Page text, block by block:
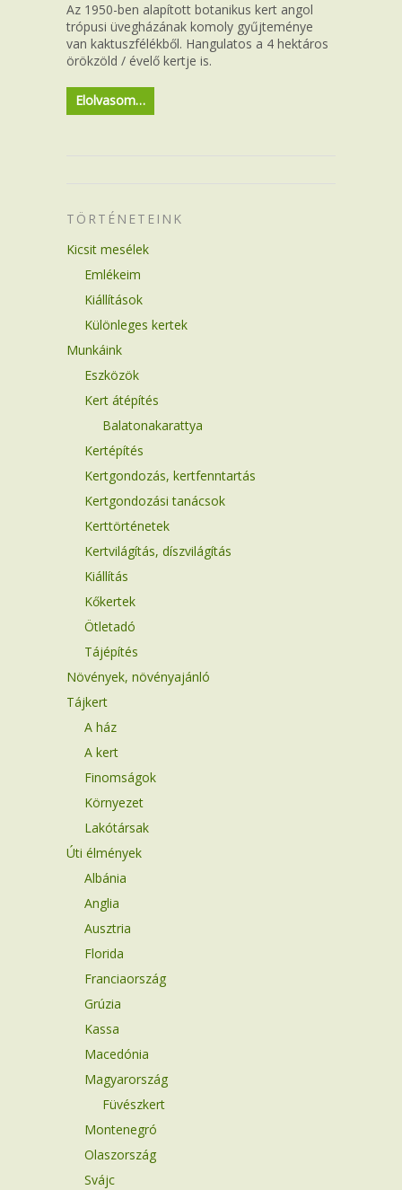
Az 1950-ben alapított botanikus kert angol
trópusi üvegházának komoly gyűjteménye
van kaktuszfélékből. Hangulatos a 4 hektáros
örökzöld / évelő kertje is.
Elolvasom…
TÖRTÉNETEINK
Kicsit mesélek
Emlékeim
Kiállítások
Különleges kertek
Munkáink
Eszközök
Kert átépítés
Balatonakarattya
Kertépítés
Kertgondozás, kertfenntartás
Kertgondozási tanácsok
Kerttörténetek
Kertvilágítás, díszvilágítás
Kiállítás
Kőkertek
Ötletadó
Tájépítés
Növények, növényajánló
Tájkert
A ház
A kert
Finomságok
Környezet
Lakótársak
Úti élmények
Albánia
Anglia
Ausztria
Florida
Franciaország
Grúzia
Kassa
Macedónia
Magyarország
Füvészkert
Montenegró
Olaszország
Svájc